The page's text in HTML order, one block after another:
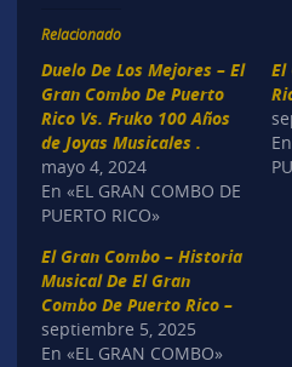
Relacionado
Duelo De Los Mejores – El
Gran Combo De Puerto
Rico Vs. Fruko 100 Años
de Joyas Musicales .
mayo 4, 2024
En «EL GRAN COMBO DE
PUERTO RICO»
El
El Gran Combo – Historia
Musical De El Gran
Combo De Puerto Rico –
septiembre 5, 2025
En «EL GRAN COMBO»